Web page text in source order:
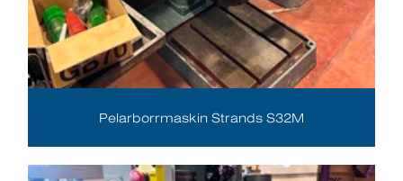
Pelarborrmaskin Strands S32M